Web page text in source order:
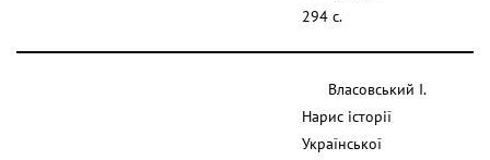
294 с.
Власовський І.
Нарис історії
Української